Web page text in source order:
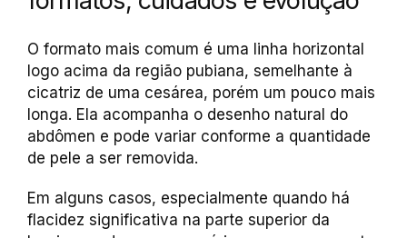
O formato mais comum é uma linha horizontal
logo acima da região pubiana, semelhante à
cicatriz de uma cesárea, porém um pouco mais
longa. Ela acompanha o desenho natural do
abdômen e pode variar conforme a quantidade
de pele a ser removida.
Em alguns casos, especialmente quando há
flacidez significativa na parte superior da